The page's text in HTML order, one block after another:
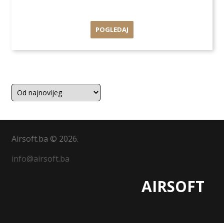
POGLEDAJ
Airsoft.ba © 2026.
info@airsoft.ba
AIRSOFT